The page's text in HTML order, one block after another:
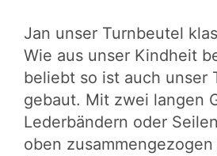
Jan unser Turnbeutel
Wie aus unser Kindheit
beliebt so ist auch unser
gebaut. Mit zwei langen
Lederbändern oder
oben